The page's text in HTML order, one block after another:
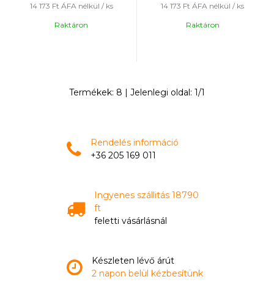
14 173 Ft ÁFA nélkül / ks
Raktáron
14 173 Ft ÁFA nélkül / ks
Raktáron
Termékek: 8 | Jelenlegi oldal: 1/1
Rendelés információ
+36 205 169 011
Ingyenes szállitás 18790
ft
feletti vásárlásnál
Készleten lévő árút
2 napon belül kézbesítünk